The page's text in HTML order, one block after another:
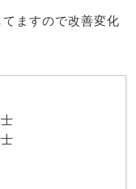
ますので改善変化